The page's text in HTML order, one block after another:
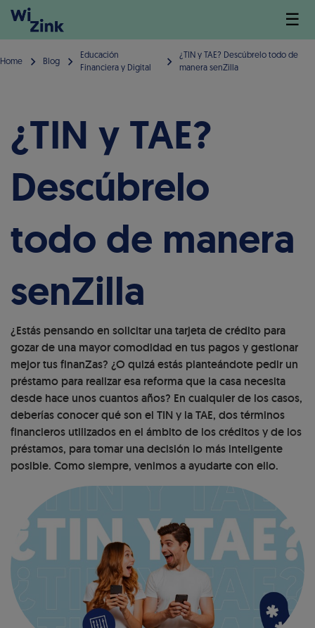
☰
Home Blog
Educación
Financiera y Digital
¿TIN y TAE? Descúbrelo todo de
manera senZilla
¿TIN y TAE?
Descúbrelo
todo de manera
senZilla
¿Estás pensando en solicitar una tarjeta de crédito para
gozar de una mayor comodidad en tus pagos y gestionar
mejor tus finanZas? ¿O quizá estás planteándote pedir un
préstamo para realizar esa reforma que la casa necesita
desde hace unos cuantos años? En cualquier de los casos,
deberías conocer qué son el TIN y la TAE, dos términos
financieros utilizados en el ámbito de los créditos y de los
préstamos, para tomar una decisión lo más inteligente
posible. Como siempre, venimos a ayudarte con ello.